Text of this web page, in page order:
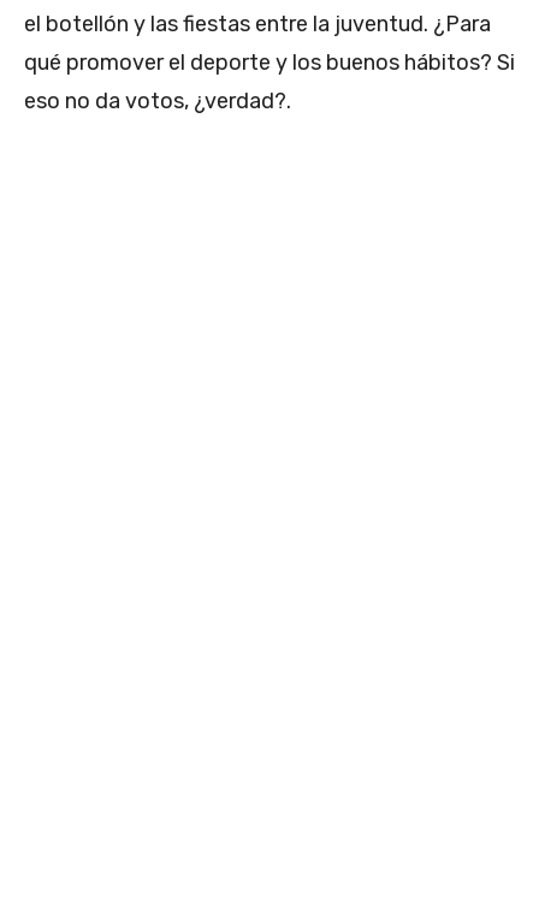
el botellón y las fiestas entre la juventud. ¿Para
qué promover el deporte y los buenos hábitos? Si
eso no da votos, ¿verdad?.